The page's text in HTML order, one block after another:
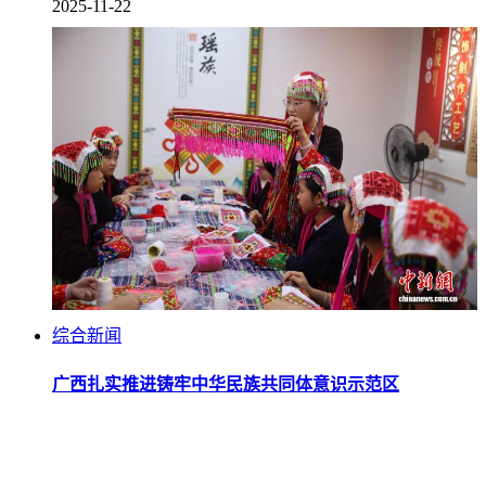
2025-11-22
综合新闻
广西扎实推进铸牢中华民族共同体意识示范区